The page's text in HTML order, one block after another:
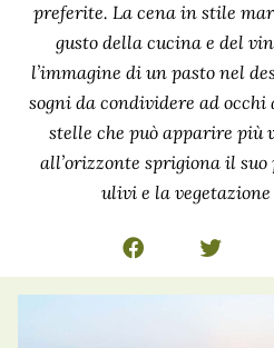
preferite. La cena in stile
gusto della cucina e del
l’immagine di un pasto nel
sogni da condividere ad
stelle che può apparire più
all’orizzonte sprigiona il
ulivi e la